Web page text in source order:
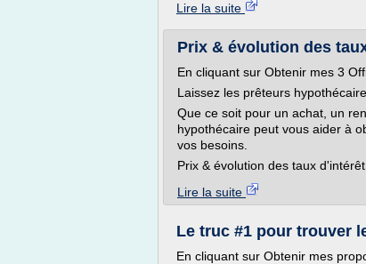
Lire la suite
Prix & évolution des
En cliquant sur Obtenir mes 3
Laissez les prêteurs
Que ce soit pour un achat, un
hypothécaire peut vous aider à
vos besoins.
Prix & évolution des taux d'intérêt
Lire la suite
Le truc #1 pour trouver
En cliquant sur Obtenir mes